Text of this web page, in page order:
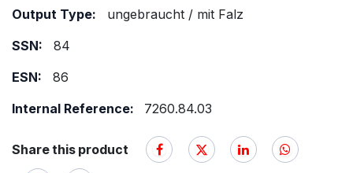
Output Type:
ungebraucht / mit Falz
SSN:
84
ESN:
86
Internal Reference:
7260.84.03
Share this product